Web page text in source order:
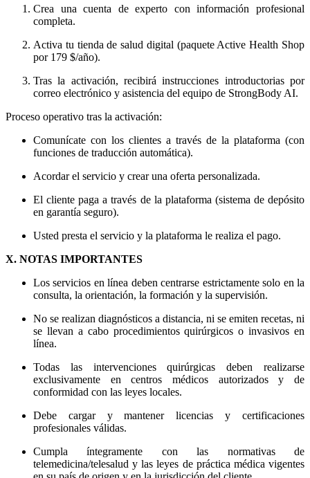
Crea una cuenta de experto con información profesional
completa.
Activa tu tienda de salud digital (paquete Active Health Shop
por 179 $/año).
Tras la activación, recibirá instrucciones introductorias por
correo electrónico y asistencia del equipo de StrongBody AI.
Proceso operativo tras la activación:
Comunícate con los clientes a través de la plataforma (con
funciones de traducción automática).
Acordar el servicio y crear una oferta personalizada.
El cliente paga a través de la plataforma (sistema de depósito
en garantía seguro).
Usted presta el servicio y la plataforma le realiza el pago.
X. NOTAS IMPORTANTES
Los servicios en línea deben centrarse estrictamente solo en la
consulta, la orientación, la formación y la supervisión.
No se realizan diagnósticos a distancia, ni se emiten recetas, ni
se llevan a cabo procedimientos quirúrgicos o invasivos en
línea.
Todas las intervenciones quirúrgicas deben realizarse
exclusivamente en centros médicos autorizados y de
conformidad con las leyes locales.
Debe cargar y mantener licencias y certificaciones
profesionales válidas.
Cumpla íntegramente con las normativas de
telemedicina/telesalud y las leyes de práctica médica vigentes